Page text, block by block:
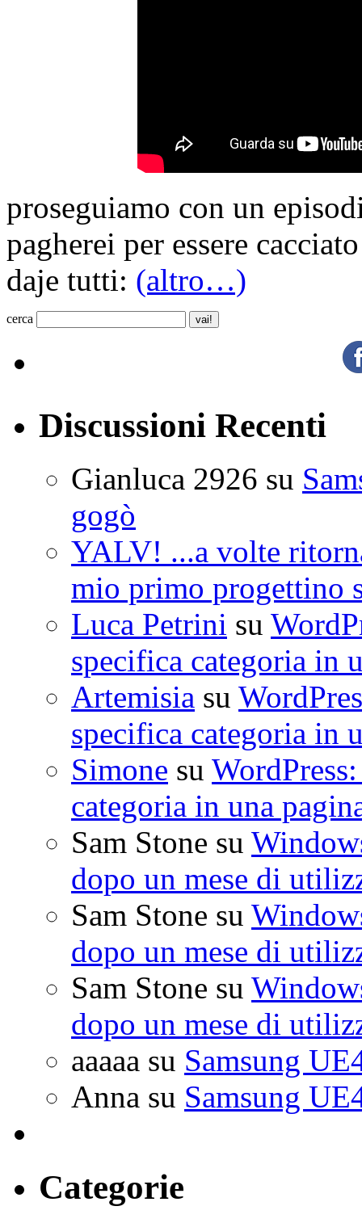
proseguiamo con un
pagherei per essere
daje tutti: (altro…)
cerca
Discussioni Recenti
Gianluca 2926 su
gogò
YALV! ...a volte
mio primo progettino
Luca Petrini su
specifica categoria in
Artemisia su
specifica categoria in
Simone su
categoria in una
Sam Stone su
dopo un mese di
Sam Stone su
dopo un mese di
Sam Stone su
dopo un mese di
aaaaa su Samsung
Anna su Samsung
Categorie